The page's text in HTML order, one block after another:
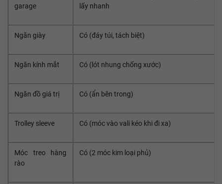
garage
lấy nhanh
Ngăn giày Có (đáy túi, tách biệt)
Ngăn kính mắt Có (lót nhung chống xước)
Ngăn đồ giá trị Có (ẩn bên trong)
Trolley sleeve Có (móc vào vali kéo khi đi xa)
Móc treo hàng
rào
Có (2 móc kim loại phủ)